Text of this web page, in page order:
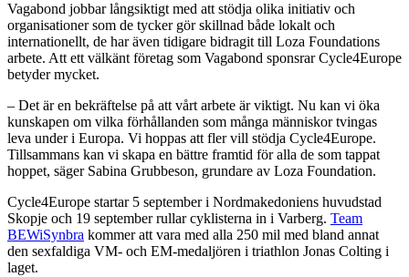
Vagabond jobbar långsiktigt med att stödja olika initiativ och
organisationer som de tycker gör skillnad både lokalt och
internationellt, de har även tidigare bidragit till Loza Foundations
arbete. Att ett välkänt företag som Vagabond sponsrar Cycle4Europe
betyder mycket.
– Det är en bekräftelse på att vårt arbete är viktigt. Nu kan vi öka
kunskapen om vilka förhållanden som många människor tvingas
leva under i Europa. Vi hoppas att fler vill stödja Cycle4Europe.
Tillsammans kan vi skapa en bättre framtid för alla de som tappat
hoppet, säger Sabina Grubbeson, grundare av Loza Foundation.
Cycle4Europe startar 5 september i Nordmakedoniens huvudstad
Skopje och 19 september rullar cyklisterna in i Varberg. Team
BEWiSynbra kommer att vara med alla 250 mil med bland annat
den sexfaldiga VM- och EM-medaljören i triathlon Jonas Colting i
laget.